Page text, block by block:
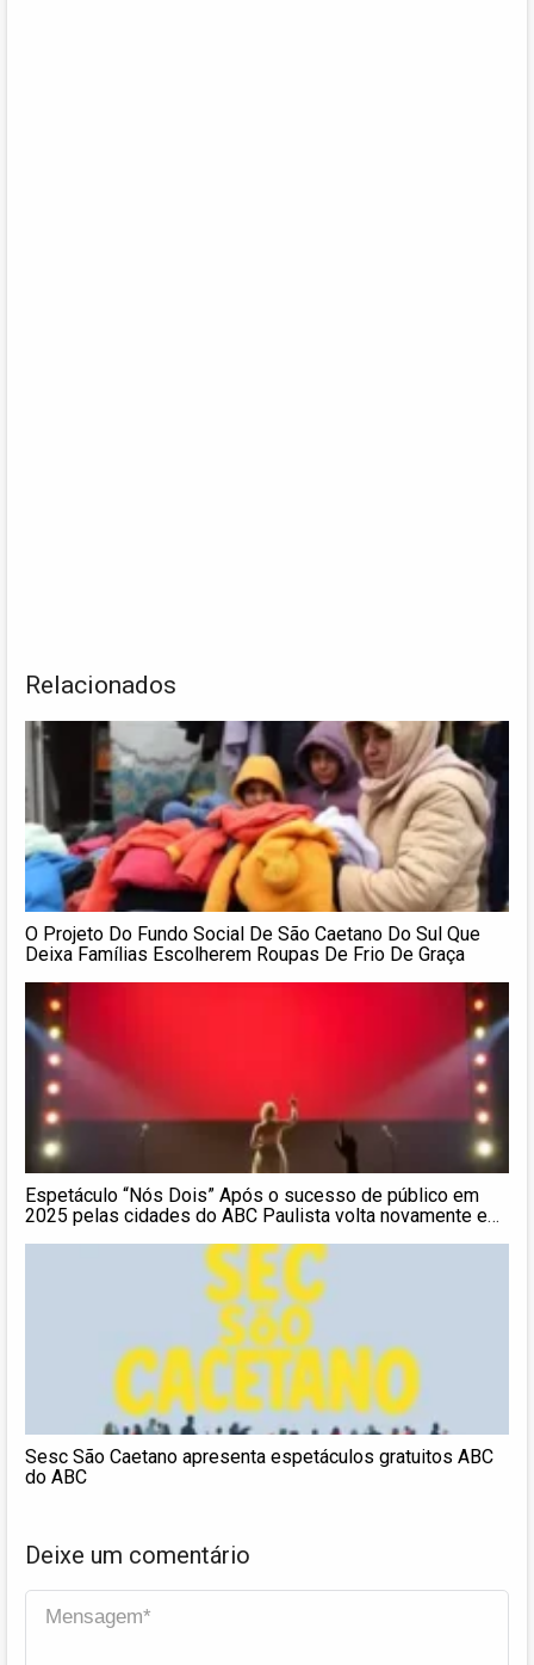
Relacionados
O Projeto Do Fundo Social De São Caetano Do Sul Que
Deixa Famílias Escolherem Roupas De Frio De Graça
Espetáculo “Nós Dois” Após o sucesso de público em
2025 pelas cidades do ABC Paulista volta novamente em
Sesc São Caetano apresenta espetáculos gratuitos ABC
do ABC
Deixe um comentário